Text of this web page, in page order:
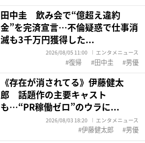
田中圭 飲み会で“億超え違約
金”を完済宣言…不倫疑惑で仕事消
滅も3千万円獲得した...
2026/08/05 11:00 エンタメニュース
復帰 田中圭 男優
《存在が消されてる》伊藤健太
郎 話題作の主要キャスト
も…“PR稼働ゼロ”のウラに...
2026/08/03 18:20 エンタメニュース
伊藤健太郎 男優